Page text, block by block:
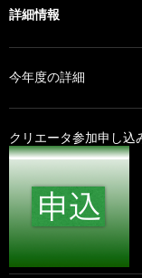
ョ
ン
詳細情報
今年度の詳細
クリエータ参加申し込